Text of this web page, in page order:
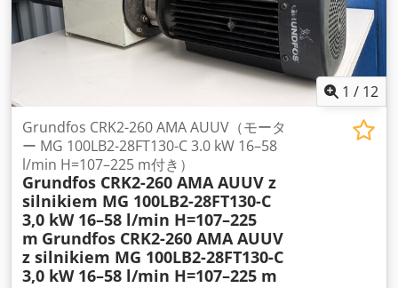
1 / 12
Grundfos CRK2-260 AMA AUUV（モータ
ー MG 100LB2-28FT130-C 3.0 kW 16–58
l/min H=107–225 m付き）
Grundfos CRK2-260 AMA AUUV z
silnikiem MG 100LB2-28FT130-C
3,0 kW 16–58 l/min H=107–225
m Grundfos CRK2-260 AMA AUUV
z silnikiem MG 100LB2-28FT130-C
3,0 kW 16–58 l/min H=107–225 m